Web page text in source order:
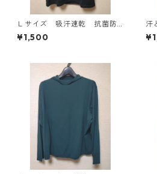
Ｌサイズ 吸汗速乾 抗菌防
臭・消臭 ハローキティ ド
ライメッシュＴシャツ ブラ
¥1,500
汗
ル